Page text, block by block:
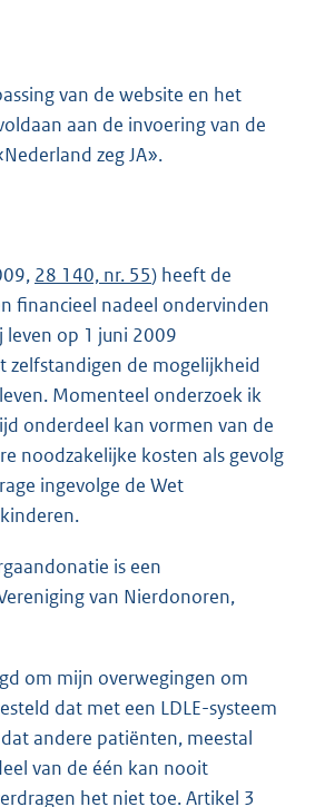
van de website en het
aan de invoering van de
zeg JA».
28 140, nr. 55) heeft de
financieel nadeel ondervinden
op 1 juni 2009
zelfstandigen de mogelijkheid
Momenteel onderzoek ik
onderdeel kan vormen van de
noodzakelijke kosten als gevolg
ingevolge de Wet
is een
van Nierdonoren,
om mijn overwegingen om
dat met een LDLE-systeem
andere patiënten, meestal
van de één kan nooit
het niet toe. Artikel 3